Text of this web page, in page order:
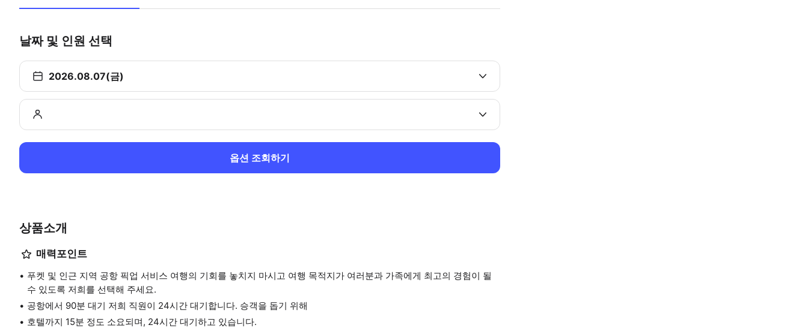
날짜 및 인원 선택
2026.08.07(금)
옵션 조회하기
상품소개
매력포인트
푸켓 및 인근 지역 공항 픽업 서비스 여행의 기회를 놓치지 마시고 여행 목적지가 여러분과 가족에게 최고의 경험이 될
수 있도록 저희를 선택해 주세요.
공항에서 90분 대기 저희 직원이 24시간 대기합니다. 승객을 돕기 위해
호텔까지 15분 정도 소요되며, 24시간 대기하고 있습니다.